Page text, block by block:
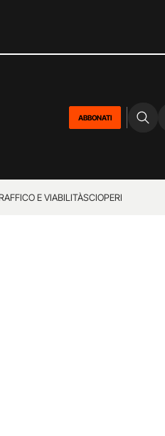
ABBONATI
E VIABILITÀSCIOPERI